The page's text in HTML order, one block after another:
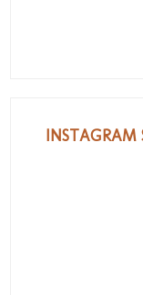
INSTAGRAM